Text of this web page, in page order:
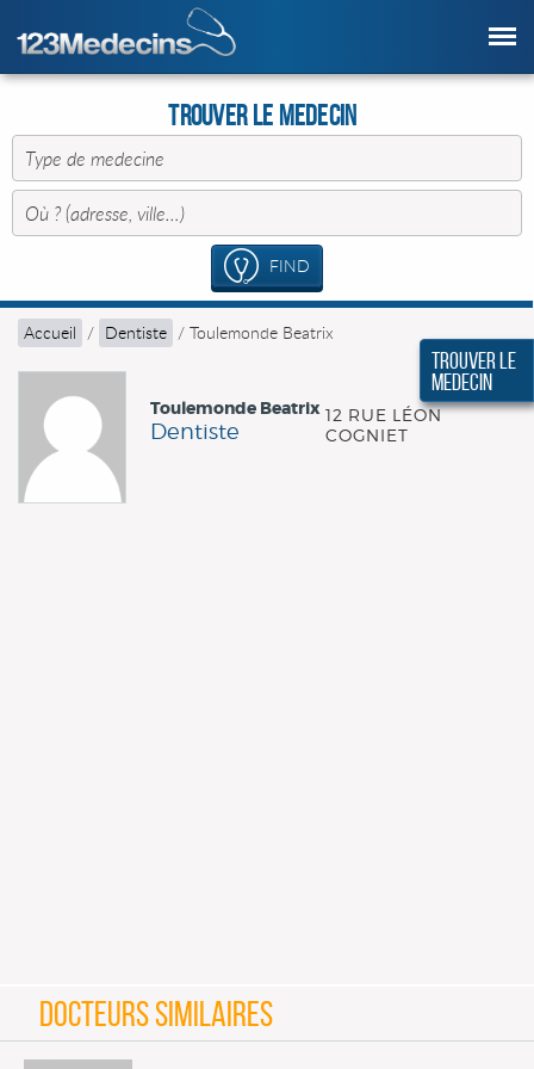
Trouver le Medecin
FIND
Accueil / Dentiste / Toulemonde Beatrix
Toulemonde Beatrix
Dentiste
12 RUE LÉON
COGNIET
DOCTEURS SIMILAIRES
Trouver le
Medecin